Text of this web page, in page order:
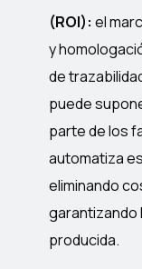
(ROI): el
y
de
puede
parte de los
automatiza
eliminando
garantizando
producida.